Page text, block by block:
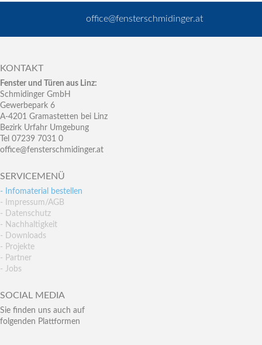
office@fensterschmidinger.at
KONTAKT
Fenster und Türen aus Linz:
Schmidinger GmbH
Gewerbepark 6
A-4201 Gramastetten bei Linz
Bezirk Urfahr Umgebung
Tel 07239 7031 0
office@fensterschmidinger.at
SERVICEMENÜ
- Infomaterial bestellen
- Impressum/AGB
- Datenschutz
- Nachhaltigkeit
- Downloads
- Projekte
- Partner
- Jobs
SOCIAL MEDIA
Sie finden uns auch auf
folgenden Plattformen